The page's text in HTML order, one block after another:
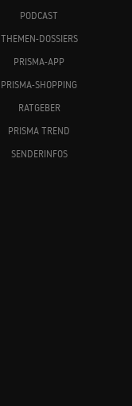
PODCAST
THEMEN-DOSSIERS
PRISMA-APP
PRISMA-SHOPPING
RATGEBER
PRISMA TREND
SENDERINFOS